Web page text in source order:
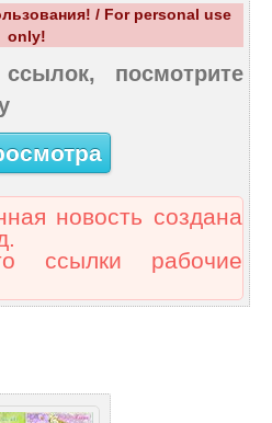
/ For personal use
only!
посмотрите
новость создана
ссылки рабочие